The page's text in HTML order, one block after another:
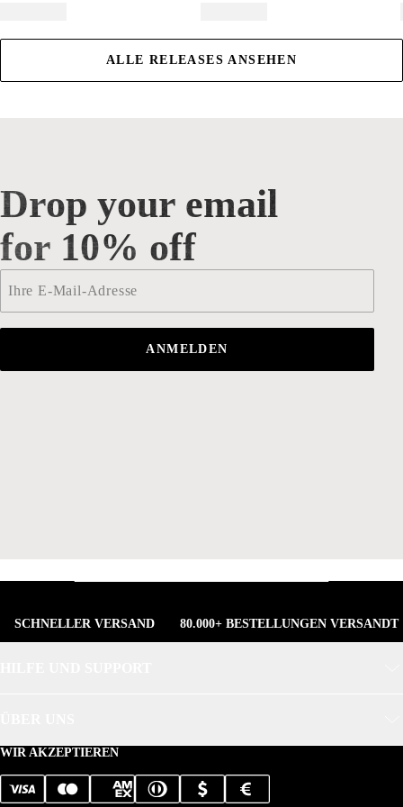
ALLE RELEASES ANSEHEN
Drop your email for 10% off
Drop your email
for 10% off
ANMELDEN
SCHNELLER VERSAND 80.000+ BESTELLUNGEN VERSANDT
WIR AKZEPTIEREN